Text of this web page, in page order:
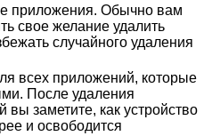
приложения. Обычно вам
свое желание удалить
случайного удаления
всех приложений, которые
После удаления
заметите, как устройство
и освободится